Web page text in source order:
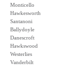
Monticello
Hawkesworth
Santanoni
Ballydoyle
Danescroft
Hawkswood
Westerlies
Vanderbilt